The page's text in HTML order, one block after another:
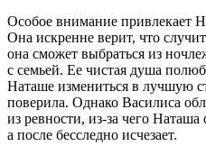
Особое внимание привлекает
Она искренне верит, что
она сможет выбраться из
с семьей. Ее чистая душа
Наташе измениться в лучшую
поверила. Однако Василиса
из ревности, из-за чего Наташа
а после бесследно исчезает.